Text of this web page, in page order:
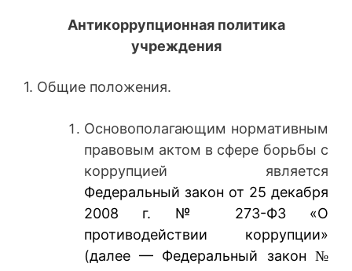
Антикоррупционная политика
учреждения
1. Общие положения.
Основополагающим нормативным
правовым актом в сфере борьбы с
коррупцией является
Федеральный закон от 25 декабря
2008 г. № 273-ФЗ «О
противодействии коррупции»
(далее — Федеральный закон №